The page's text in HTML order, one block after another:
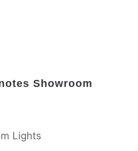
Showroom